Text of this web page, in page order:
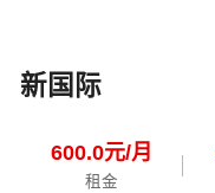
新国际
600.0元/月
租金